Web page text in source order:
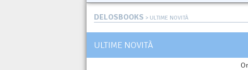
DELOSBOOKS > ULTIME NOVITÀ
ULTIME NOVITÀ